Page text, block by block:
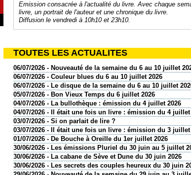
Emission consacrée à l'actualité du livre. Avec chaque
livre, un portrait de l'auteur et une chronique du livre.
Diffusion le vendredi à 10h10 et 23h10.
TOUTES LES ACTUALITES
06/07/2026 - Nouveauté de la semaine du 6 au 10 juillet
06/07/2026 - Couleur blues du 6 au 10 juillet 2026
06/07/2026 - Le disque de la semaine du 6 au 10 juillet
05/07/2026 - Bon Vieux Temps du 6 juillet 2026
04/07/2026 - La bullothèque : émission du 4 juillet 2026
04/07/2026 - Il était une fois un livre : émission du 4 juillet
03/07/2026 - Si on parlait de lire ?
03/07/2026 - Il était une fois un livre : émission du 3 juillet
01/07/2026 - De Bouche à Oreille du 1er juillet 2026
30/06/2026 - Les émissions Pluriel du 30 juin au 5 juillet
30/06/2026 - La cabane de Sève et Dune du 30 juin 2026
30/06/2026 - Les secrets des couples heureux du 30 juin